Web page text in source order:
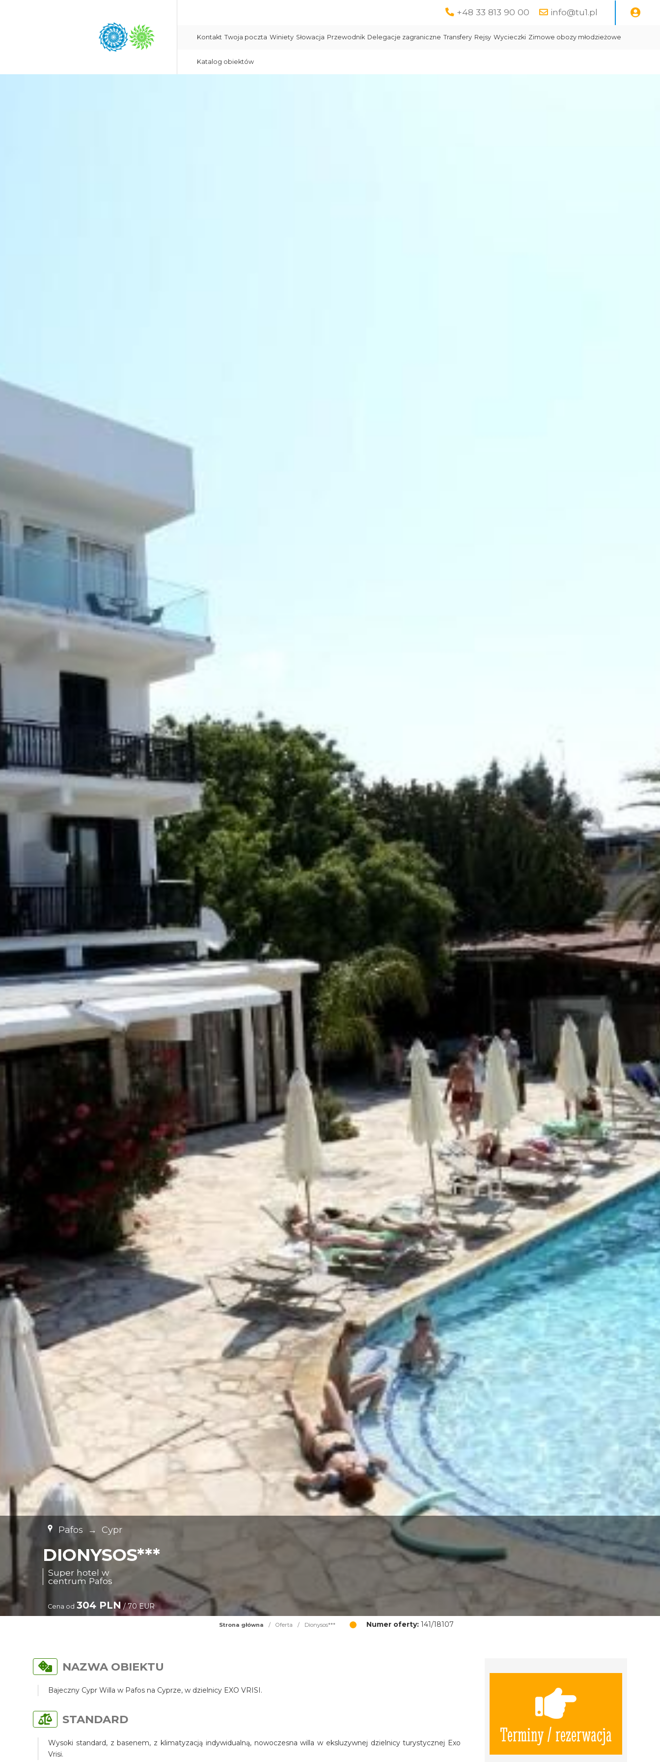
+48 33 813 90 00 info@tu1.pl
Kontakt Twoja poczta Winiety Słowacja Przewodnik Delegacje zagraniczne Transfery Rejsy Wycieczki Zimowe obozy młodzieżowe
Katalog obiektów
Pafos → Cypr
DIONYSOS***
Super hotel w
centrum Pafos
Cena od 304 PLN / 70 EUR
Strona główna / Oferta / Dionysos*** Numer oferty:141/18107
Terminy / rezerwacja
NAZWA OBIEKTU
Bajeczny Cypr Willa w Pafos na Cyprze, w dzielnicy EXO VRISI.
STANDARD
Wysoki standard, z basenem, z klimatyzacją indywidualną, nowoczesna willa w eksluzywnej dzielnicy turystycznej Exo
Vrisi.